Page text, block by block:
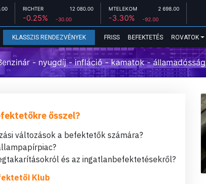
RICHTER 12 080.00
-0.25% -30.00
MTELEKOM 2 698.00
-3.30% -92.00
KLASSZIS RENDEZVÉNYEK FRISS BEFEKTETÉS ROVATOK
- nyugdíj - infláció - kamatok - államadósság
ősszel?
változások a befektetők számára?
és az ingatlanbefektetésekről?
Klub